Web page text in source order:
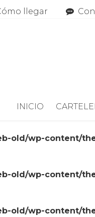
llegar
INICIO
old/wp-content/
old/wp-content/
old/wp-content/